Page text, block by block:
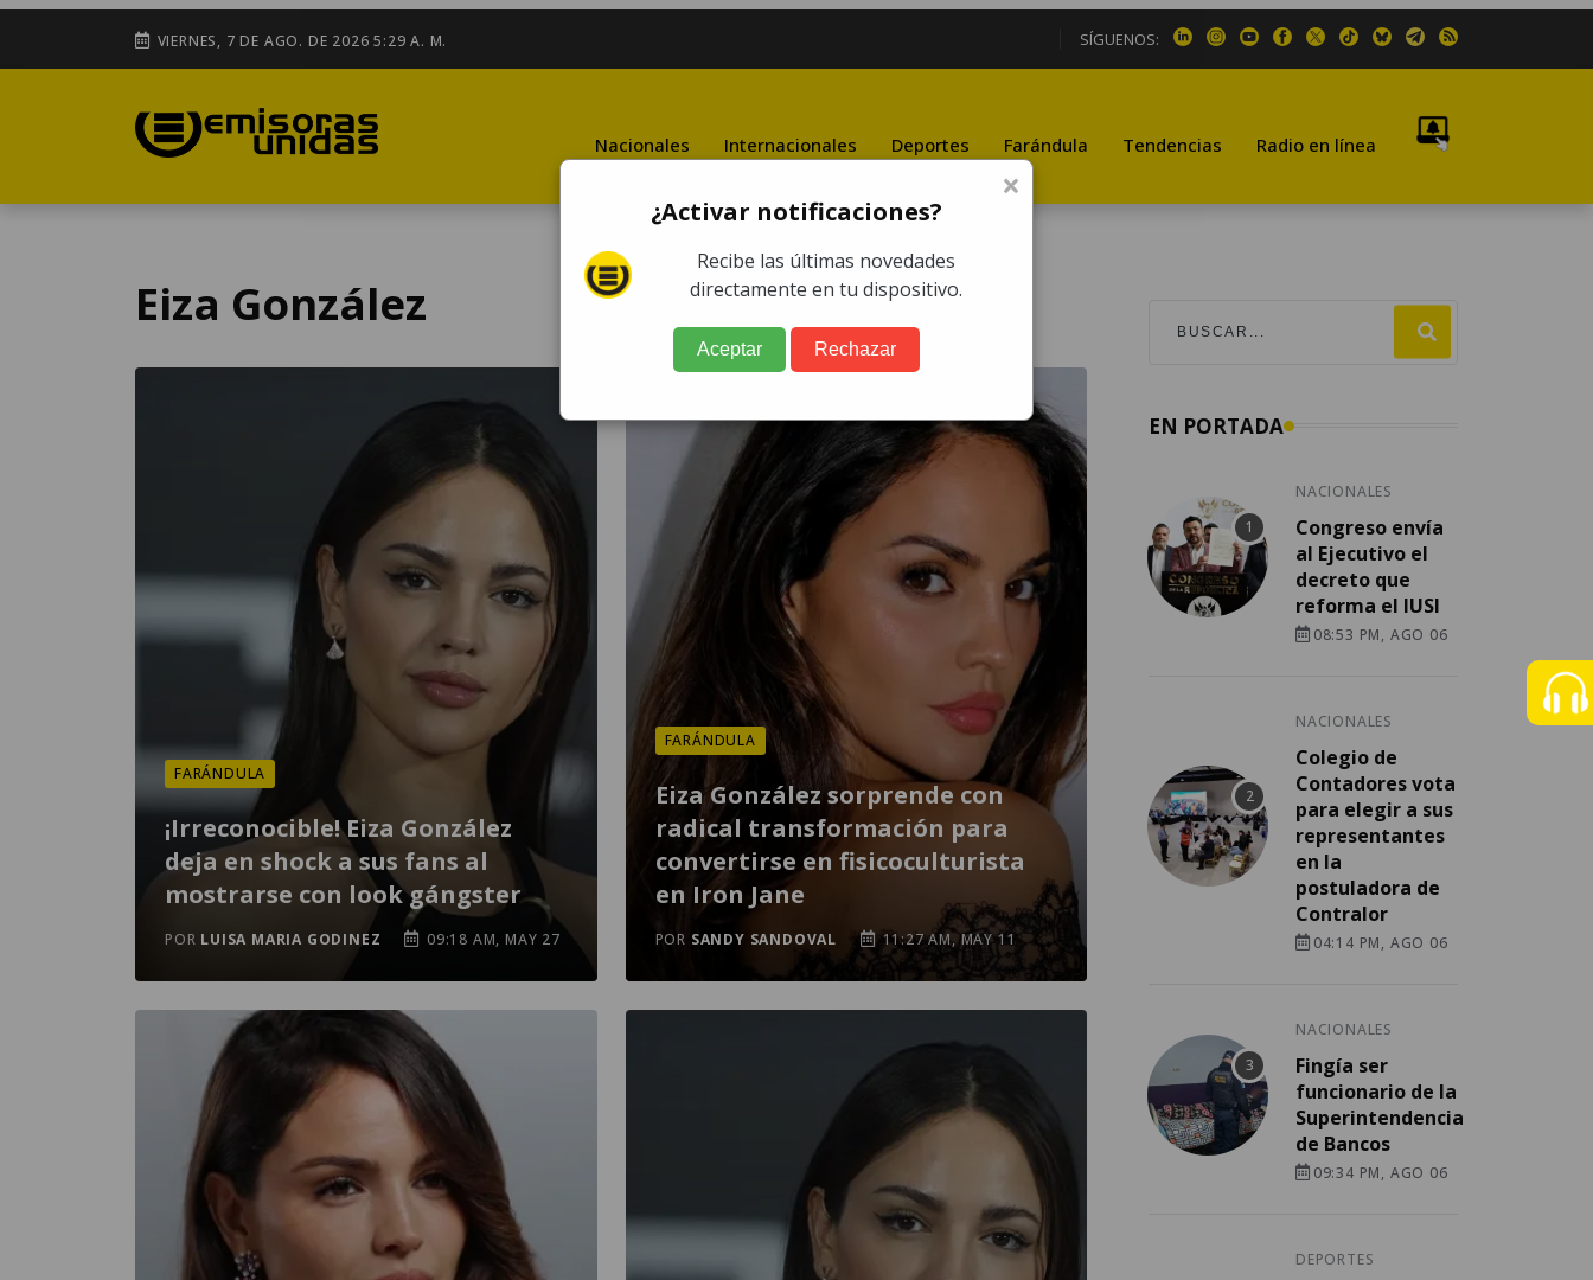
VIERNES, 7 DE AGO. DE 2026 5:29 A. M. SÍGUENOS:
Nacionales Internacionales Deportes Farándula Tendencias Radio en línea
Eiza González
FARÁNDULA
¡Irreconocible! Eiza González
deja en shock a sus fans al
mostrarse con look gángster
POR LUISA MARIA GODINEZ 09:18 AM, MAY 27
FARÁNDULA
Eiza González sorprende con
radical transformación para
convertirse en fisicoculturista
en Iron Jane
POR SANDY SANDOVAL 11:27 AM, MAY 11
EN PORTADA
NACIONALES
Congreso envía
al Ejecutivo el
decreto que
reforma el IUSI
08:53 PM, AGO 06
NACIONALES
Colegio de
Contadores vota
para elegir a sus
representantes
en la
postuladora de
Contralor
04:14 PM, AGO 06
NACIONALES
Fingía ser
funcionario de la
Superintendencia
de Bancos
09:34 PM, AGO 06
DEPORTES
×
¿Activar notificaciones?
Recibe las últimas novedades
directamente en tu dispositivo.
Aceptar Rechazar